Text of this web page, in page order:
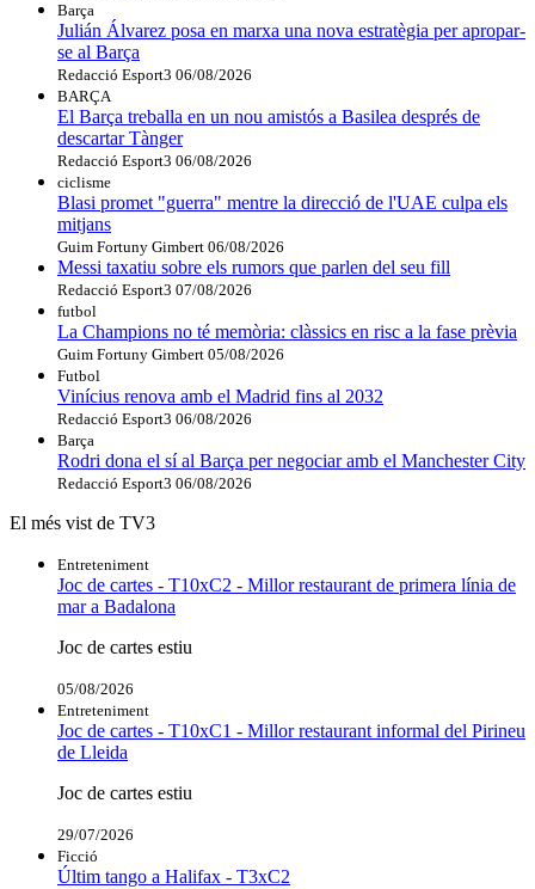
Barça
Julián Álvarez posa en marxa una nova estratègia per apropar-
se al Barça
Redacció Esport3 06/08/2026
BARÇA
El Barça treballa en un nou amistós a Basilea després de
descartar Tànger
Redacció Esport3 06/08/2026
ciclisme
Blasi promet "guerra" mentre la direcció de l'UAE culpa els
mitjans
Guim Fortuny Gimbert 06/08/2026
Messi taxatiu sobre els rumors que parlen del seu fill
Redacció Esport3 07/08/2026
futbol
La Champions no té memòria: clàssics en risc a la fase prèvia
Guim Fortuny Gimbert 05/08/2026
Futbol
Vinícius renova amb el Madrid fins al 2032
Redacció Esport3 06/08/2026
Barça
Rodri dona el sí al Barça per negociar amb el Manchester City
Redacció Esport3 06/08/2026
El més vist de TV3
Entreteniment
Joc de cartes - T10xC2 - Millor restaurant de primera línia de
mar a Badalona
Joc de cartes estiu
05/08/2026
Entreteniment
Joc de cartes - T10xC1 - Millor restaurant informal del Pirineu
de Lleida
Joc de cartes estiu
29/07/2026
Ficció
Últim tango a Halifax - T3xC2